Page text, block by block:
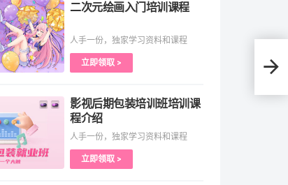
用
二次元绘画入门培训课程
人手一份，独家学习资料和课程
立即领取 >
影视后期包装培训班培训课
程介绍
人手一份，独家学习资料和课程
立即领取 >